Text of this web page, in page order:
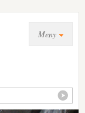
Meny